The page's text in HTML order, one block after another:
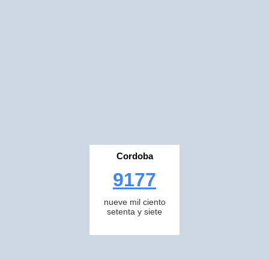
Cordoba
9177
nueve mil ciento
setenta y siete